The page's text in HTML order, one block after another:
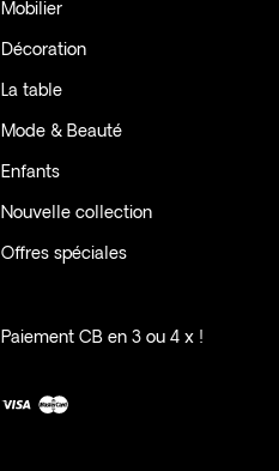
Mobilier
Décoration
La table
Mode & Beauté
Enfants
Nouvelle collection
Offres spéciales
Paiement CB en 3 ou 4 x !